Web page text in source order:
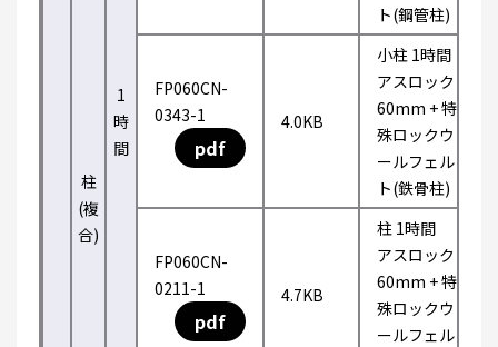
柱
(複
合)
1
時
間
ト(鋼管柱)
FP060CN-
0343-1
pdf
4.0KB
小柱 1時間
アスロック
60mm + 特
殊ロックウ
ールフェル
ト(鉄骨柱)
FP060CN-
0211-1
pdf
4.7KB
柱 1時間
アスロック
60mm + 特
殊ロックウ
ールフェル